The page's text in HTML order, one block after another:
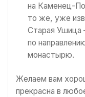
на Каменец-
то же, уже
Старая Ушица
по
монастырю.
Желаем вам
прекрасна в